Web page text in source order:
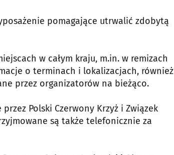
pomagające utrwalić zdobytą
w całym kraju, m.in. w remizach
o terminach i lokalizacjach, również
przez organizatorów na bieżąco.
Polski Czerwony Krzyż i Związek
są także telefonicznie za